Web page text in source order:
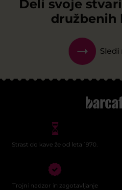
Deli svoje
družbenih
Sledi
Strast do kave že od leta 1970.
Trojni nadzor in zagotavljanje